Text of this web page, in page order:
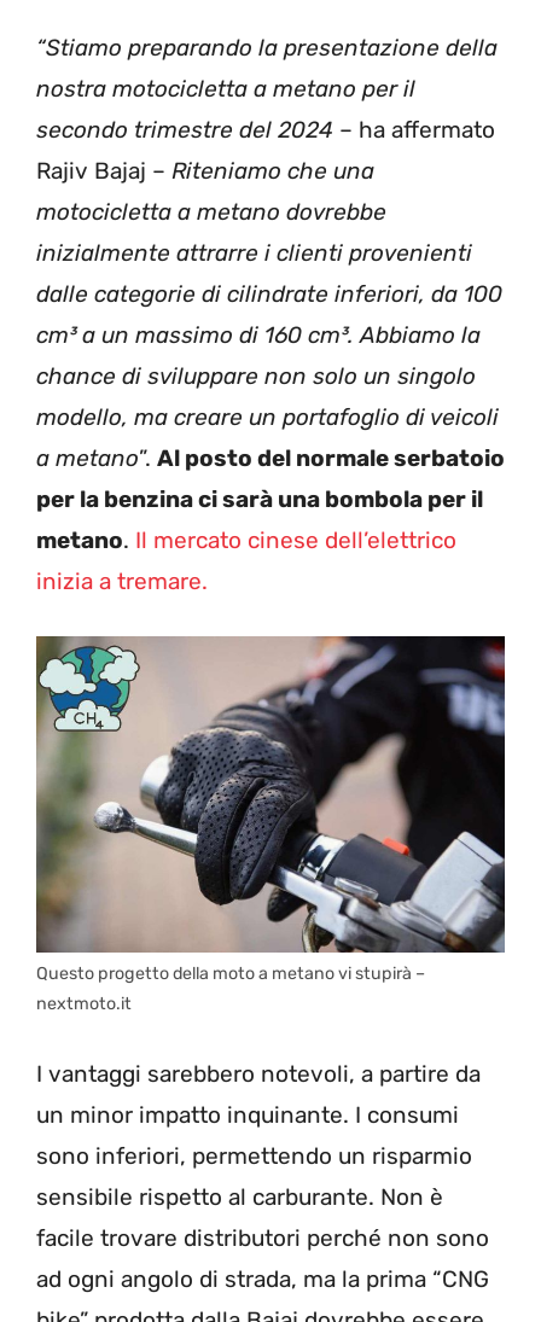
“Stiamo preparando la presentazione della
nostra motocicletta a metano per il
secondo trimestre del 2024 – ha affermato
Rajiv Bajaj – Riteniamo che una
motocicletta a metano dovrebbe
inizialmente attrarre i clienti provenienti
dalle categorie di cilindrate inferiori, da 100
cm³ a un massimo di 160 cm³. Abbiamo la
chance di sviluppare non solo un singolo
modello, ma creare un portafoglio di veicoli
a metano”. Al posto del normale serbatoio
per la benzina ci sarà una bombola per il
metano. Il mercato cinese dell’elettrico
inizia a tremare.
Questo progetto della moto a metano vi stupirà –
nextmoto.it
I vantaggi sarebbero notevoli, a partire da
un minor impatto inquinante. I consumi
sono inferiori, permettendo un risparmio
sensibile rispetto al carburante. Non è
facile trovare distributori perché non sono
ad ogni angolo di strada, ma la prima “CNG